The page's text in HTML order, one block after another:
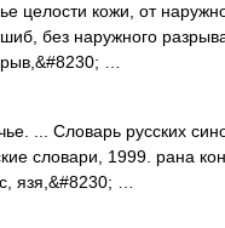
целости кожи, от
без наружного
…
... Словарь русских
словари, 1999. рана
язя,&#8230; …